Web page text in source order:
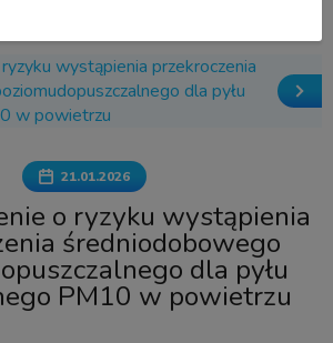
21.01.2026
o ryzyku wystąpienia
średniodobowego
dla pyłu
PM10 w powietrzu